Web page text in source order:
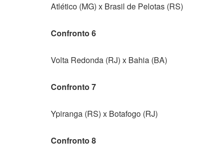
Atlético (MG) x Brasil de Pelotas (RS)
Confronto 6
Volta Redonda (RJ) x Bahia (BA)
Confronto 7
Ypiranga (RS) x Botafogo (RJ)
Confronto 8